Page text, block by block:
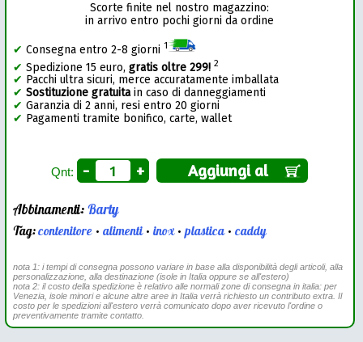
Scorte finite nel nostro magazzino:
in arrivo entro pochi giorni da ordine
✔ Consegna entro 2-8 giorni 1
✔ Spedizione 15 euro,gratis oltre 299! 2
✔ Pacchi ultra sicuri, merce accuratamente imballata
✔ Sostituzione gratuitain caso di danneggiamenti
✔ Garanzia di 2 anni, resi entro 20 giorni
✔ Pagamenti tramite bonifico, carte, wallet
Qnt: - + Aggiungi al
Abbinamenti:Barty
Tag:contenitore •alimenti•inox•plastica•caddy
nota 1: i tempi di consegna possono variare in base alla disponibilità degli articoli, alla
personalizzazione, alla destinazione (isole in Italia oppure se all'estero)
nota 2: il costo della spedizione è relativo alle normali zone di consegna in italia: per
Venezia, isole minori e alcune altre aree in Italia verrà richiesto un contributo extra. Il
costo per le spedizioni all'estero verrà comunicato dopo aver ricevuto l'ordine o
preventivamente tramite contatto.